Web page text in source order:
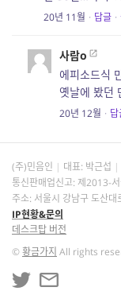
20년 11월 · 답글 ·
사람o
에피소드식
옛날에 봤던
20년 12월 ·
(주)민음인 대표: 박근섭
통신판매업신고: 제2013-
주소: 서울시 강남구 도산
IP현황&문의
데스크탑 버전
©황금가지 All rights